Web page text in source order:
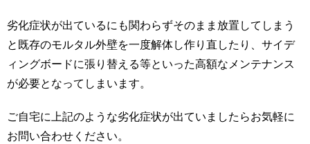
劣化症状が出ているにも関わらずそのまま放置してしまう
と既存のモルタル外壁を一度解体し作り直したり、サイデ
ィングボードに張り替える等といった高額なメンテナンス
が必要となってしまいます。
ご自宅に上記のような劣化症状が出ていましたらお気軽に
お問い合わせください。